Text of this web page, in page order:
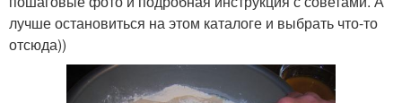
лучше остановиться на этом каталоге и выбрать что-то
отсюда))